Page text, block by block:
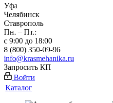
Уфа
Челябинск
Ставрополь
Пн. – Пт.:
с 9:00 до 18:00
8 (800) 350-09-96
info@krasmehanika.ru
Запросить КП
Войти
Каталог